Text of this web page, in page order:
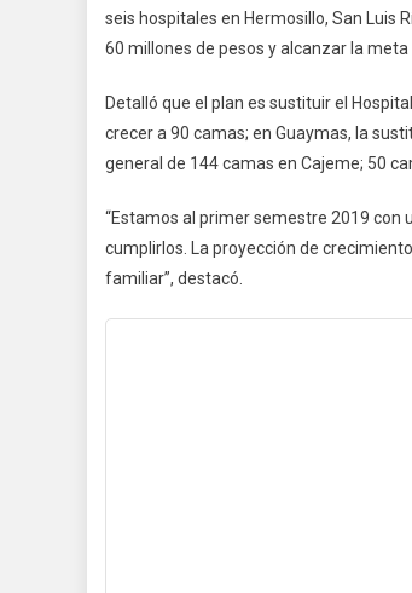
seis hospitales en Hermosillo, San Luis
60 millones de pesos y alcanzar la
Detalló que el plan es sustituir el
crecer a 90 camas; en Guaymas, la
general de 144 camas en Cajeme; 50
“Estamos al primer semestre 2019 con
cumplirlos. La proyección de
familiar”, destacó.